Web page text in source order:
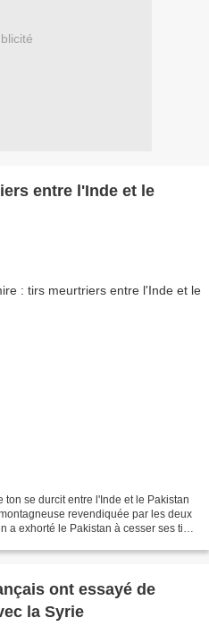
entre l'Inde et le
se durcit entre l'Inde et le Pakistan
revendiquée par les deux
a exhorté le Pakistan à cesser ses tirs
ont essayé de
la Syrie